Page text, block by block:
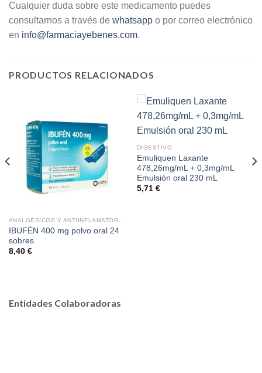
Cualquier duda sobre este medicamento puedes
consultarnos a través de whatsapp o por correo electrónico
en info@farmaciayebenes.com.
PRODUCTOS RELACIONADOS
ANALGÉSICOS Y ANTIINFLAMATORIOS
IBUFÉN 400 mg polvo oral 24
sobres
8,40 €
DIGESTIVO
Emuliquen Laxante
478,26mg/mL + 0,3mg/mL
Emulsión oral 230 mL
5,71 €
Entidades Colaboradoras